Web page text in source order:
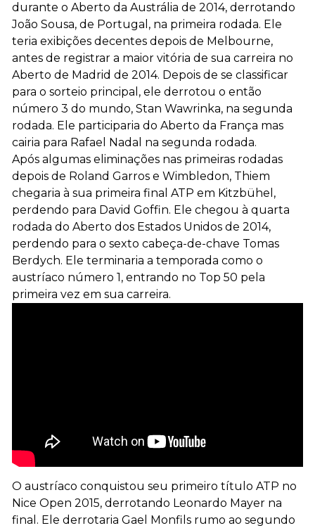
durante o Aberto da Austrália de 2014, derrotando
João Sousa, de Portugal, na primeira rodada. Ele
teria exibições decentes depois de Melbourne,
antes de registrar a maior vitória de sua carreira no
Aberto de Madrid de 2014. Depois de se classificar
para o sorteio principal, ele derrotou o então
número 3 do mundo, Stan Wawrinka, na segunda
rodada. Ele participaria do Aberto da França mas
cairia para Rafael Nadal na segunda rodada.
Após algumas eliminações nas primeiras rodadas
depois de Roland Garros e Wimbledon, Thiem
chegaria à sua primeira final ATP em Kitzbühel,
perdendo para David Goffin. Ele chegou à quarta
rodada do Aberto dos Estados Unidos de 2014,
perdendo para o sexto cabeça-de-chave Tomas
Berdych. Ele terminaria a temporada como o
austríaco número 1, entrando no Top 50 pela
primeira vez em sua carreira.
O austríaco conquistou seu primeiro título ATP no
Nice Open 2015, derrotando Leonardo Mayer na
final. Ele derrotaria Gael Monfils rumo ao segundo